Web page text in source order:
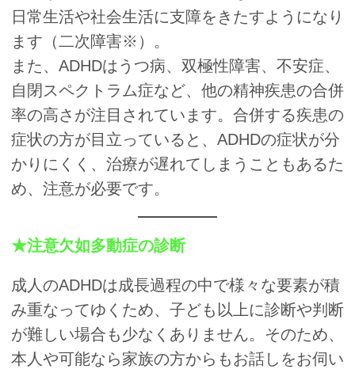
日常生活や社会生活に支障をきたすようになり
ます（二次障害※）。
また、ADHDはうつ病、双極性障害、不安症、
自閉スペクトラム症など、他の精神疾患の合併
率の高さが注目されています。合併する疾患の
症状の方が目立っていると、ADHDの症状が分
かりにくく、治療が遅れてしまうこともあるた
め、注意が必要です。
★注意欠如多動症の診断
成人のADHDは成長過程の中で様々な要素が積
み重なってゆくため、子ども以上に診断や判断
が難しい場合も少なくありません。そのため、
本人や可能なら家族の方からもお話しをお伺い